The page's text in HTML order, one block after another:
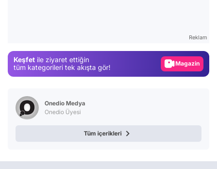
Reklam
Keşfet ile ziyaret ettiğin
tüm kategorileri tek akışta gör!
Magazin
Onedio Medya
Onedio Üyesi
Tüm içerikleri